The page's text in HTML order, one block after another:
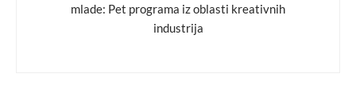
mlade: Pet programa iz oblasti kreativnih
industrija